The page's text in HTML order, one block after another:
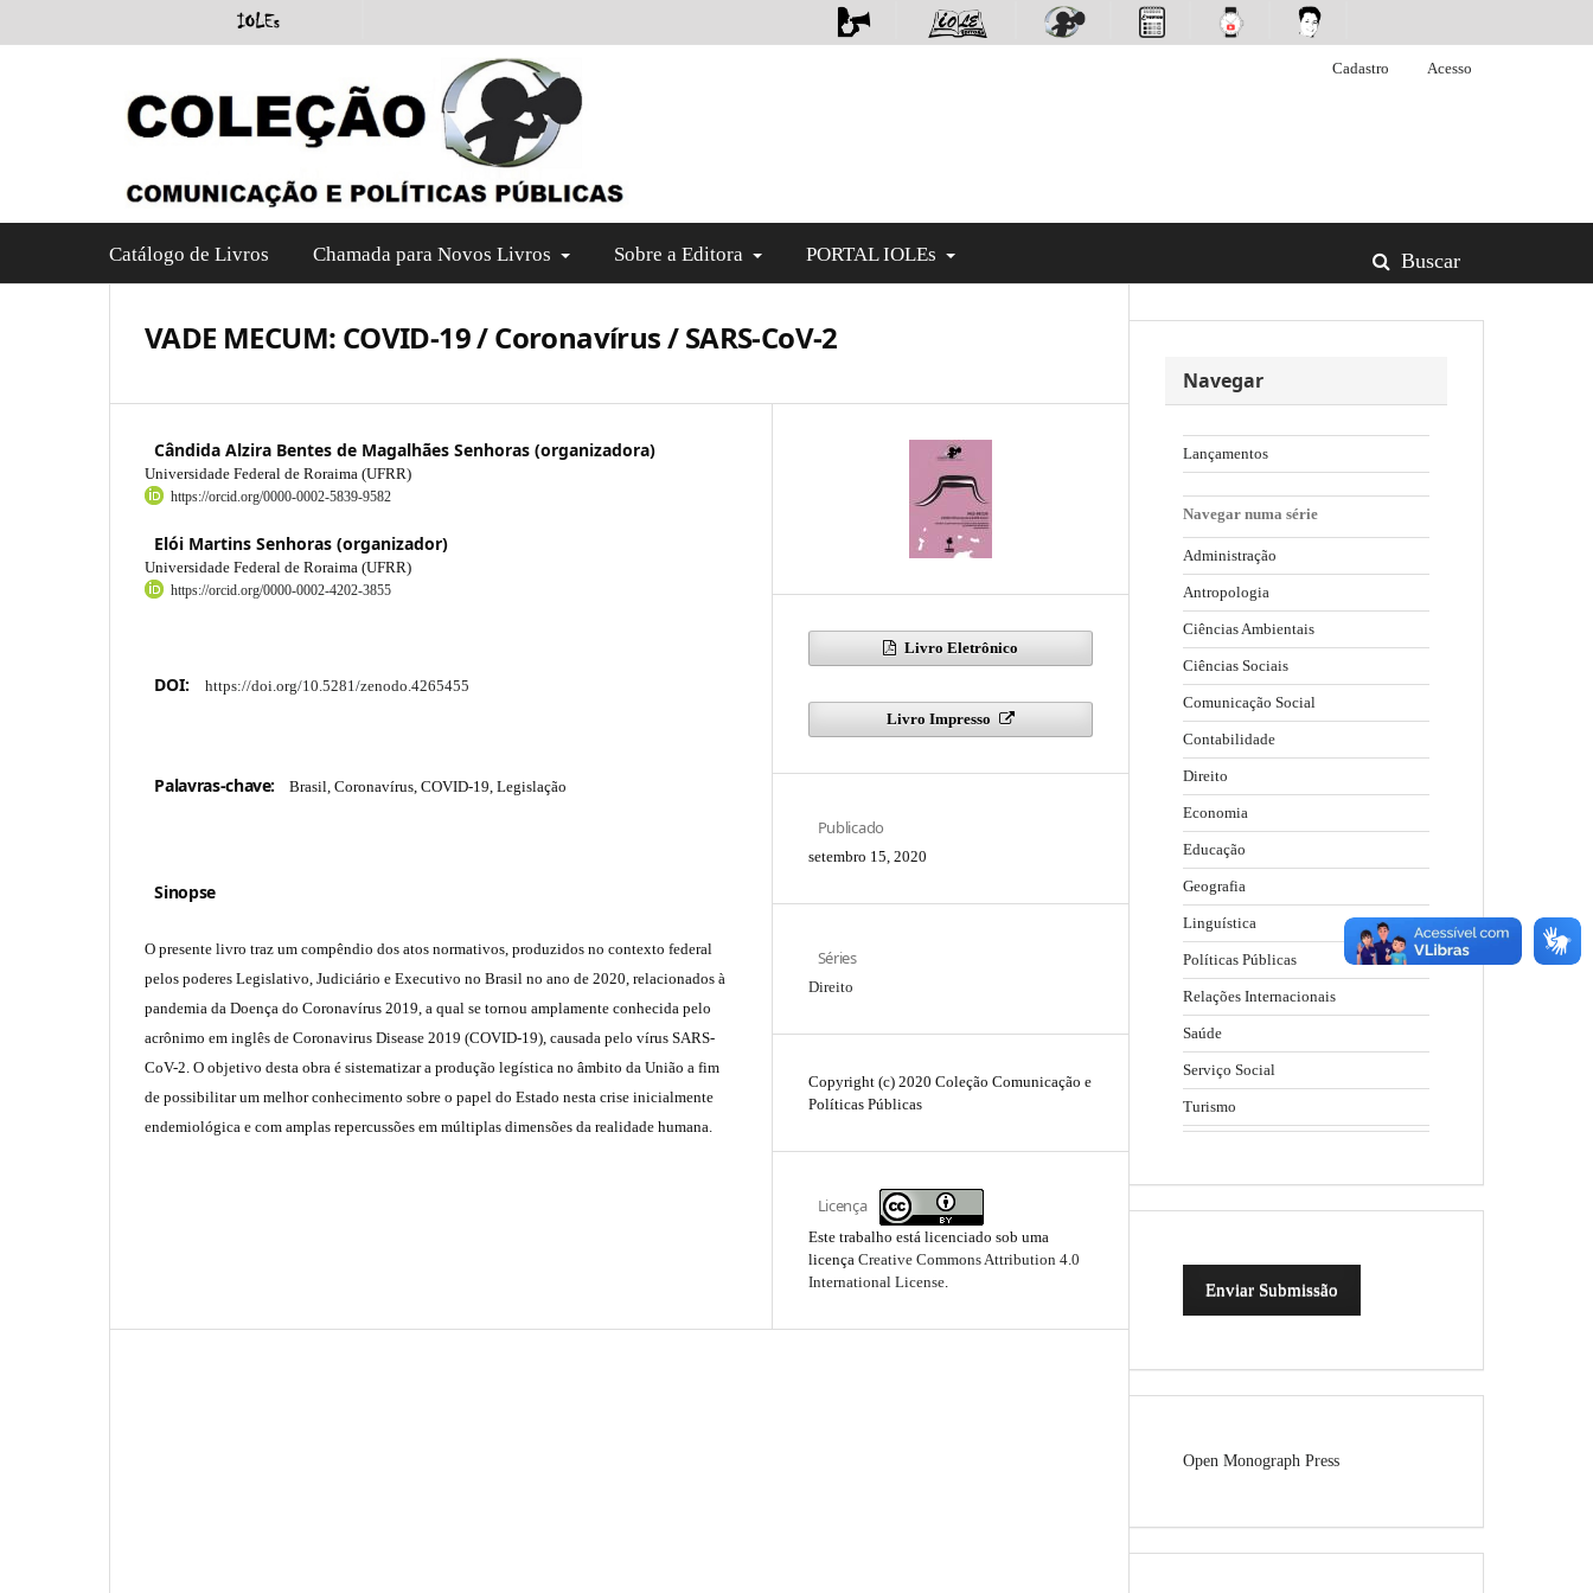
Cadastro Acesso
Catálogo de Livros Chamada para Novos Livros Sobre a Editora PORTAL IOLEs Buscar
VADE MECUM: COVID-19 / Coronavírus / SARS-CoV-2
Cândida Alzira Bentes de Magalhães Senhoras (organizadora)
Universidade Federal de Roraima (UFRR)
https://orcid.org/0000-0002-5839-9582
Elói Martins Senhoras (organizador)
Universidade Federal de Roraima (UFRR)
https://orcid.org/0000-0002-4202-3855
DOI: https://doi.org/10.5281/zenodo.4265455
Palavras-chave: Brasil, Coronavírus, COVID-19, Legislação
Sinopse
O presente livro traz um compêndio dos atos normativos, produzidos no contexto federal
pelos poderes Legislativo, Judiciário e Executivo no Brasil no ano de 2020, relacionados à
pandemia da Doença do Coronavírus 2019, a qual se tornou amplamente conhecida pelo
acrônimo em inglês de Coronavirus Disease 2019 (COVID-19), causada pelo vírus SARS-
CoV-2. O objetivo desta obra é sistematizar a produção legística no âmbito da União a fim
de possibilitar um melhor conhecimento sobre o papel do Estado nesta crise inicialmente
endemiológica e com amplas repercussões em múltiplas dimensões da realidade humana.
Livro Eletrônico
Livro Impresso
Publicado
setembro 15, 2020
Séries
Direito
Copyright (c) 2020 Coleção Comunicação e
Políticas Públicas
Licença
Este trabalho está licenciado sob uma
licença Creative Commons Attribution 4.0
International License.
Navegar
Lançamentos
Navegar numa série
Administração
Antropologia
Ciências Ambientais
Ciências Sociais
Comunicação Social
Contabilidade
Direito
Economia
Educação
Geografia
Linguística
Políticas Públicas
Relações Internacionais
Saúde
Serviço Social
Turismo
Enviar Submissão
Open Monograph Press